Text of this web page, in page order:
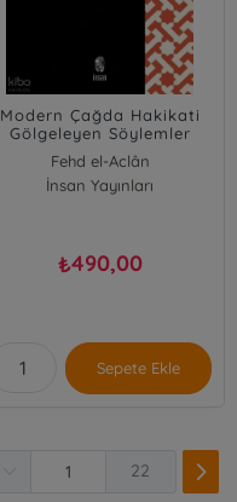
Modern Çağda Hakikati
Gölgeleyen Söylemler
Fehd el-Aclân
Abdullah el-Uceyri
İnsan Yayınları
₺490,00
Sepete Ekle
22